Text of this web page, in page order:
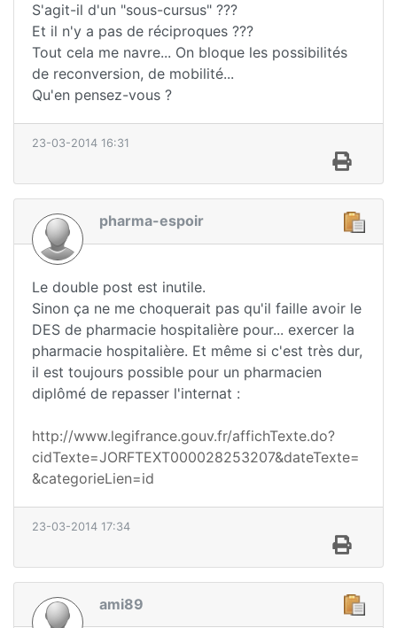
S'agit-il d'un "sous-cursus" ???
Et il n'y a pas de réciproques ???
Tout cela me navre... On bloque les possibilités
de reconversion, de mobilité...
Qu'en pensez-vous ?
23-03-2014 16:31
pharma-espoir
Le double post est inutile.
Sinon ça ne me choquerait pas qu'il faille avoir le
DES de pharmacie hospitalière pour... exercer la
pharmacie hospitalière. Et même si c'est très dur,
il est toujours possible pour un pharmacien
diplômé de repasser l'internat :
http://www.legifrance.gouv.fr/affichTexte.do?
cidTexte=JORFTEXT000028253207&dateTexte=
&categorieLien=id
23-03-2014 17:34
ami89